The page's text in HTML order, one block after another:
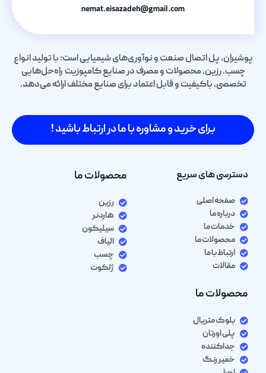
nemat.eisazadeh@gmail.com
پوشیران، پل اتصال صنعت و نوآوری‌های شیمیایی است؛ با تولید انواع
چسب، رزین، محصولات و مصرف در صنایع کامپوزیت راه‌حل‌هایی
تخصصی، باکیفیت و قابل اعتماد برای صنایع مختلف ارائه می‌دهد.
برای خرید و مشاوره با ما در ارتباط باشید !
دسترسی های سریع
صفحه اصلی
درباره ما
خدمات ما
محصولات ما
ارتباط با ما
مقالات
محصولات ما
رزین
هاردنر
سیلیکون
الیاف
چسب
ژلکوت
محصولات ما
بلوک متریال
پلی اورتان
جداکننده
خمیر رنگ